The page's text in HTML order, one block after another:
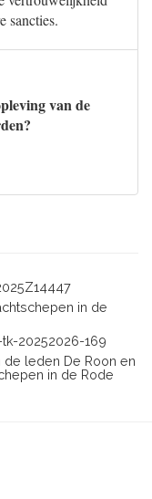
sancties.
van de
in de
20252026-169
leden De Roon en
in de Rode